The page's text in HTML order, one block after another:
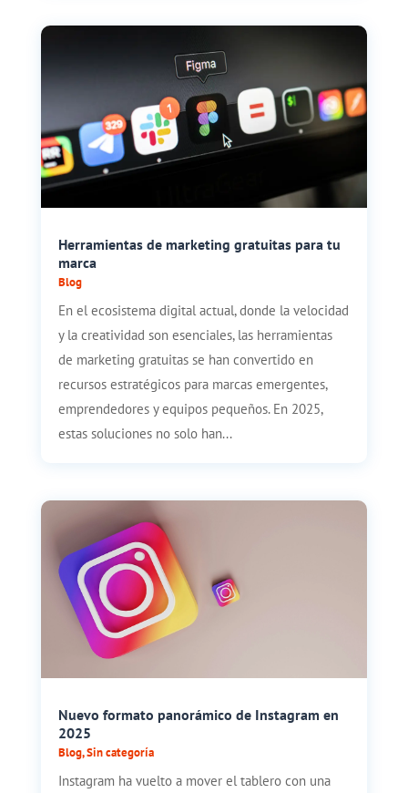
Herramientas de marketing gratuitas para tu
marca
Blog
En el ecosistema digital actual, donde la velocidad
y la creatividad son esenciales, las herramientas
de marketing gratuitas se han convertido en
recursos estratégicos para marcas emergentes,
emprendedores y equipos pequeños. En 2025,
estas soluciones no solo han...
Nuevo formato panorámico de Instagram en
2025
Blog,Sin categoría
Instagram ha vuelto a mover el tablero con una